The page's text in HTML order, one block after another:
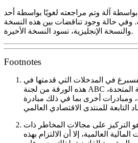
آلة وتم مراجعته لغويًا بواسطة أحد
وفي حالة وجود تناقضات بين هذه النسخة
والنسخة الإنجليزية، تسود النسخة الأخيرة.
Footnotes
في المدخلات التي قدمتها في
هذه الورقة من لجنة ABC المالية في المملكة المتحدة،
ومبادرات أخرى بما في ذلك مبادرة
التركيز على مجالات المخاطر ذات
العالمية، إلا أن الالتزام بهذه